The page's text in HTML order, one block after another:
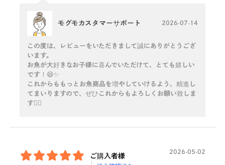
モグモカスタマーサポート 2026-07-14
この度は、レビューをいただきまして誠にありがとうござ
います。
お魚が大好きなお子様に喜んでいただけて、とても嬉しい
です！😄✨
これからももっとお魚商品を増やしていけるよう、精進し
てまいりますので、ぜひこれからもよろしくお願い致しま
す🙇‍♀️
ご購入者様
2026-05-02